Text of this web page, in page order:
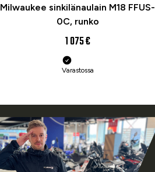
Milwaukee sinkilänaulain M18 FFUS-
0C, runko
1 075 €
Varastossa